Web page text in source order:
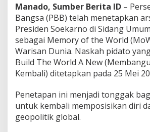
e
W
o
r
l
d
A
e
"
D
Manado, Sumber Berita ID –
Bangsa (PBB) telah menetapkan
Presiden Soekarno di Sidang
sebagai Memory of the World
Warisan Dunia. Naskah pidato
Build The World A New
Kembali) ditetapkan pada 25 Mei
Penetapan ini menjadi tonggak
untuk kembali memposisikan diri
geopolitik global.